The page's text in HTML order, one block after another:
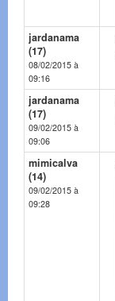
jardanama
(17)
08/02/2015 à
09:16
jardanama
(17)
09/02/2015 à
09:06
mimicalva
(14)
09/02/2015 à
09:28